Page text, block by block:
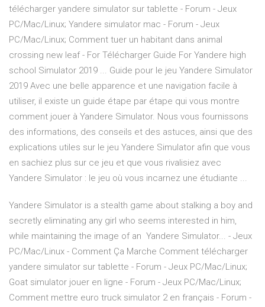
télécharger yandere simulator sur tablette - Forum - Jeux
PC/Mac/Linux; Yandere simulator mac - Forum - Jeux
PC/Mac/Linux; Comment tuer un habitant dans animal
crossing new leaf - For Télécharger Guide For Yandere high
school Simulator 2019 ... Guide pour le jeu Yandere Simulator
2019 Avec une belle apparence et une navigation facile à
utiliser, il existe un guide étape par étape qui vous montre
comment jouer à Yandere Simulator. Nous vous fournissons
des informations, des conseils et des astuces, ainsi que des
explications utiles sur le jeu Yandere Simulator afin que vous
en sachiez plus sur ce jeu et que vous rivalisiez avec
Yandere Simulator : le jeu où vous incarnez une étudiante ...
Yandere Simulator is a stealth game about stalking a boy and
secretly eliminating any girl who seems interested in him,
while maintaining the image of an Yandere Simulator... - Jeux
PC/Mac/Linux - Comment Ça Marche Comment télécharger
yandere simulator sur tablette - Forum - Jeux PC/Mac/Linux;
Goat simulator jouer en ligne - Forum - Jeux PC/Mac/Linux;
Comment mettre euro truck simulator 2 en français - Forum -